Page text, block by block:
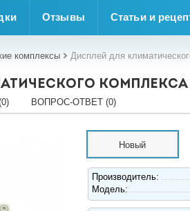
Отзывы Статьи и
комплексы Дисплей для
комплекса
ВОПРОС-ОТВЕТ (0)
Новый
Производитель:
Модель: